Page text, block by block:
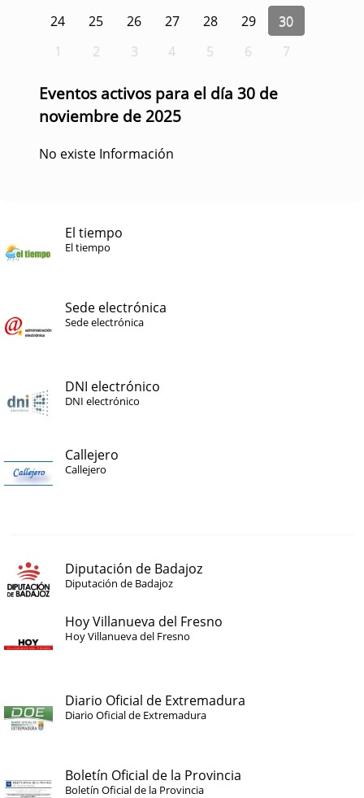
24
25 26 27 28 29
30
1
2 3 4 5 6 7
Eventos activos para el día 30 de
noviembre de 2025
No existe Información
El tiempo
El tiempo
Sede electrónica
Sede electrónica
DNI electrónico
DNI electrónico
Callejero
Callejero
Diputación de Badajoz
Diputación de Badajoz
Hoy Villanueva del Fresno
Hoy Villanueva del Fresno
Diario Oficial de Extremadura
Diario Oficial de Extremadura
Boletín Oficial de la Provincia
Boletín Oficial de la Provincia